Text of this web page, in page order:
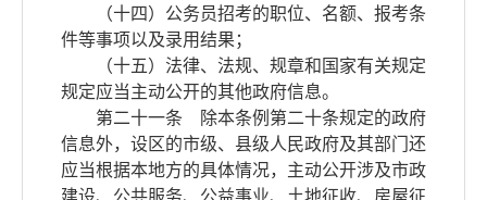
（十四）公务员招考的职位、名额、报考条
件等事项以及录用结果；
（十五）法律、法规、规章和国家有关规定
规定应当主动公开的其他政府信息。
第二十一条 除本条例第二十条规定的政府
信息外，设区的市级、县级人民政府及其部门还
应当根据本地方的具体情况，主动公开涉及市政